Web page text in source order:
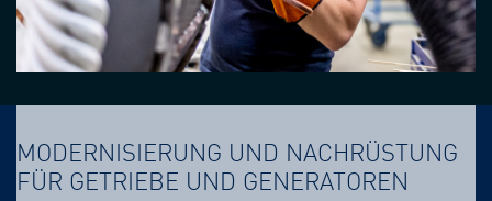
MODERNISIERUNG UND NACHRÜSTUNG
FÜR GETRIEBE UND GENERATOREN